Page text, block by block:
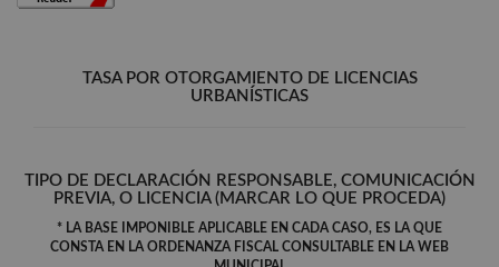
TASA POR OTORGAMIENTO DE LICENCIAS
URBANÍSTICAS
TIPO DE DECLARACIÓN RESPONSABLE, COMUNICACIÓN
PREVIA, O LICENCIA (MARCAR LO QUE PROCEDA)
* LA BASE IMPONIBLE APLICABLE EN CADA CASO, ES LA QUE
CONSTA EN LA ORDENANZA FISCAL CONSULTABLE EN LA WEB